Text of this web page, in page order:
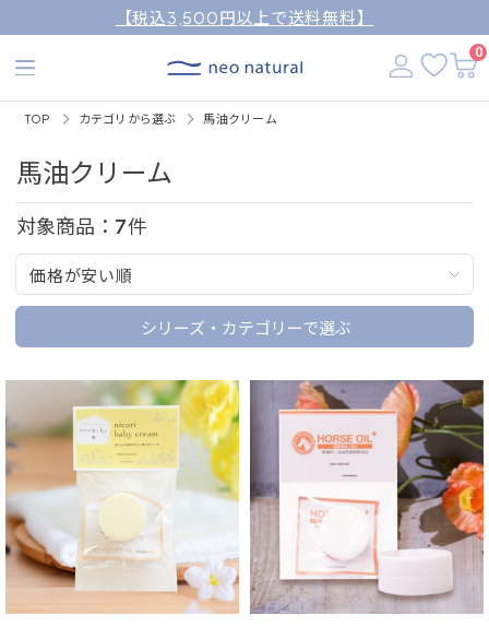
【税込3,500円以上で送料無料】
0
TOP カテゴリから選ぶ 馬油クリーム
馬油クリーム
対象商品： 7件
価格が安い順
シリーズ・カテゴリーで選ぶ